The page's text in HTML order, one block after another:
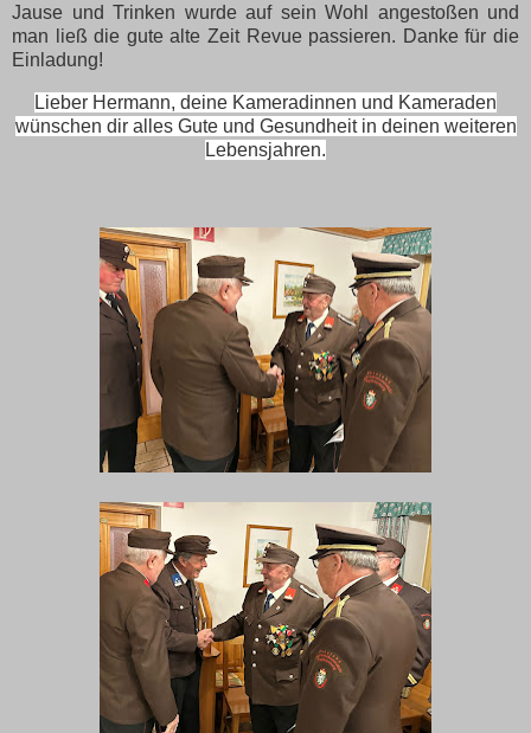
Jause und Trinken wurde auf sein Wohl angestoßen und
man ließ die gute alte Zeit Revue passieren. Danke für die
Einladung!
Lieber Hermann, deine Kameradinnen und Kameraden
wünschen dir alles Gute und Gesundheit in deinen weiteren
Lebensjahren.